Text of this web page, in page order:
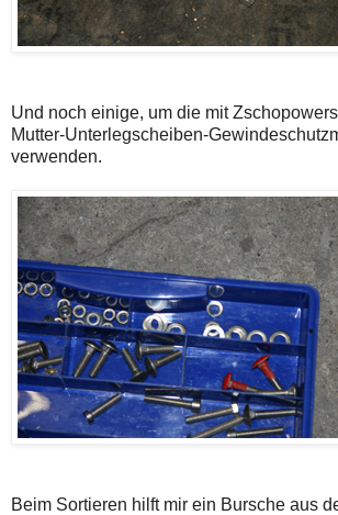
Und noch einige, um die mit
Mutter-Unterlegscheiben-
verwenden.
Beim Sortieren hilft mir ein Bursche aus